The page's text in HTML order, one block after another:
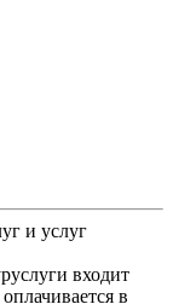
и услуг
входит
в